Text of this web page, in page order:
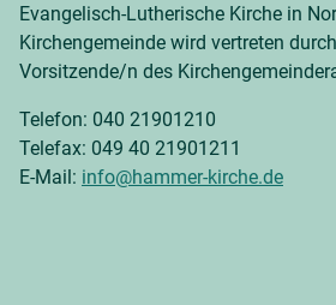
Evangelisch-Lutherische Kirche in
Kirchengemeinde wird vertreten
Vorsitzende/n des
Telefon: 040 21901210
Telefax: 049 40 21901211
E-Mail: info@hammer-kirche.de